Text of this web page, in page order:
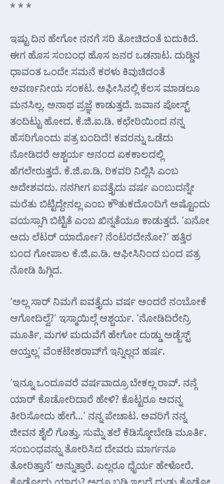
* * *
ಇಷ್ಟು ದಿನ ಹೇಗೋ ನನಗೆ ಸರಿ ತೋಚಿದಂತೆ ಬದುಕಿದೆ.
ಈಗ ಹೊಸ ಸಂಬಂಧ ಹೊಸ ಜನರ ಒಡನಾಟ. ದುಡ್ಡಿನ
ಧಾವಂತ ಒಂದೇ ಸಮನೆ ಕರಳು ಕಿವುಚಿದಂತೆ
ಅವರ್ಣನೀಯ ಸಂಕಟ. ಅಫೀಸಿನಲ್ಲಿ ಕೆಲಸ ಮಾಡಲೂ
ಮನಸಿಲ್ಲ. ಅನಾಥ ಪ್ರಜ್ಞೆ ಕಾಡುತ್ತದೆ. ಜವಾನ ಪೋಸ್ಟ್
ತಂದಿಟ್ಟು ಹೋದ. ಕೆ.ಜಿ.ಐ.ಡಿ. ಕಛೇರಿಯಿಂದ ನನ್ನ
ಹೆಸರಿಗೊಂದು ಪತ್ರ ಬಂದಿದೆ! ಕವರನ್ನು ಒಡೆದು
ನೋಡಿದರೆ ಆಶ್ಚರ್ಯ ಆನಂದ ಏಕಕಾಲದಲ್ಲಿ
ಹೆಗಲೇರುತ್ತದೆ. ಕೆ.ಜಿ.ಐ.ಡಿ. ರಿಕವರಿ ನಿಲ್ಲಿಸಿ ಎಂಬ
ಅದೇಶವದು. ನನಗೀಗ ಐವತ್ತೈದು ವರ್ಷ ಎಂಬುದನ್ನೇ
ಮರೆತು ಬಿಟ್ಟಿದ್ದೇನಲ್ಲ ಎಂಬ ಕೌತುಕದೊಂದಿಗೆ ಅಷ್ಟೊಂದು
ವಯಸ್ಸಾಗಿ ಬಿಟ್ಟಿತೆ ಎಂಬ ಖಿನ್ನತೆಯೂ ಕಾಡುತ್ತದೆ. ‘ಏನೋ
ಅದು ಲೆಟರ್ ಯಾರ್ದೋ? ನೆಂಟರದೇನೋ?’ ಹತ್ತಿರ
ಬಂದ ಗೋಪಾಲ ಕೆ.ಜಿ.ಐ.ಡಿ. ಆಫೀಸಿನಿಂದ ಬಂದ ಪತ್ರ
ನೋಡಿ ಹಿಗ್ಗಿದ.
‘ಅಲ್ಲ ಸಾರ್ ನಿಮಗೆ ಐವತ್ತೈದು ವರ್ಷ ಅಂದರೆ ನಂಬೋಕೆ
ಆಗೋದಿಲ್ವೆ?’ ಇಸ್ಮಾಯಿಲ್ಗೆ ಆಶ್ಚರ್ಯ. ‘ನೋಡಿದಿರೇನ್ರಿ
ಮೂರ್ತಿ, ಮಗಳ ಮದುವೆಗೆ ಹೇಗೋ ದುಡ್ಡು ಅಡ್ಜೆಸ್ಟ್
ಆಯ್ತಲ್ಲ’ ವೆಂಕಟೇಶರಾವ್‍ಗೆ ಇನ್ನಿಲ್ಲದ ಹರ್ಷ.
‘ಇನ್ನೂ ಒಂದೂವರೆ ವರ್ಷವಾದ್ರೂ ಬೇಕಲ್ಲ ರಾವ್. ನನ್ಗೆ
ಯಾರ್ ಕೊಡೋರಿದಾರೆ ಹೇಳಿ? ಕೊಟ್ಟರೂ ಅದನ್ನ
ತೀರಿಸೋದು ಹೇಗೆ…’ ನನ್ನ ಪೇಚಾಟ. ಅವರಿಗೆ ನನ್ನ
ಜೀವನ ಶೈಲಿ ಗೊತ್ತು. ಸುಮ್ನೆ ತಲೆ ಕೆಡಿಸ್ಕೋಬೇಡಿ ಮೂರ್ತಿ.
ಸಂಬಂಧವನ್ನು ತೋರಿಸಿದ ದೇವರು ಮಾರ್ಗನೂ
ತೋರಿತ್ತಾನೆ’ ಅನ್ನುತ್ತಾರೆ. ಎಲ್ಲರೂ ಧೈರ್ಯ ಹೇಳೋರೆ.